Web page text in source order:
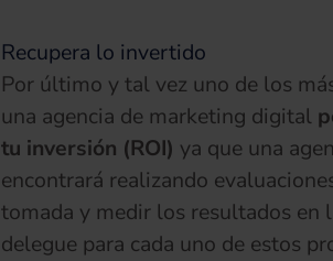
Recupera lo invertido
Por último y tal vez uno de los
una agencia de marketing digital
tu inversión (ROI) ya que una
encontrará realizando
tomada y medir los resultados en
delegue para cada uno de estos